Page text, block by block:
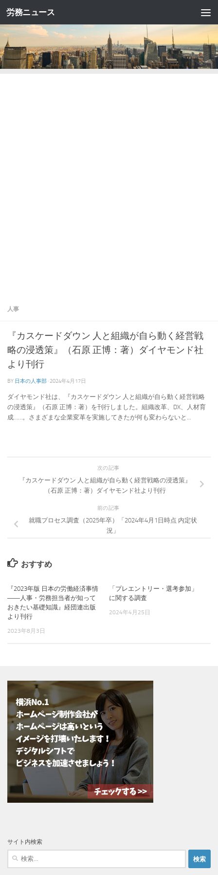
コンテンツへスキップ
労務ニュース
人事
『カスケードダウン 人と組織が自ら動く経営戦
略の浸透策』（石原 正博：著）ダイヤモンド社
より刊行
BY 日本の人事部 · 2024年4月17日
ダイヤモンド社は、『カスケードダウン 人と組織が自ら動く経営戦略
の浸透策』（石原 正博：著）を刊行しました。組織改革、DX、人材育
成……。さまざまな企業変革を実施してきたが何も変わらないと...
次の記事
『カスケードダウン 人と組織が自ら動く経営戦略の浸透策』
（石原 正博：著）ダイヤモンド社より刊行
前の記事
就職プロセス調査（2025年卒）「2024年4月1日時点 内定状
況」
おすすめ
『2023年版 日本の労働経済事情
――人事・労務担当者が知って
おきたい基礎知識』経団連出版
より刊行
2023年8月3日
「プレエントリー・選考参加」
に関する調査
2024年4月25日
サイト内検索
検